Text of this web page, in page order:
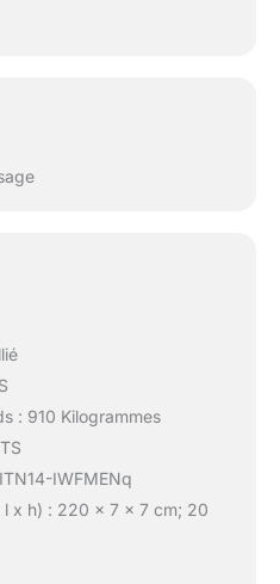
: 910 Kilogrammes
IWFMENq
l x h) : 220 x 7 x 7 cm; 20